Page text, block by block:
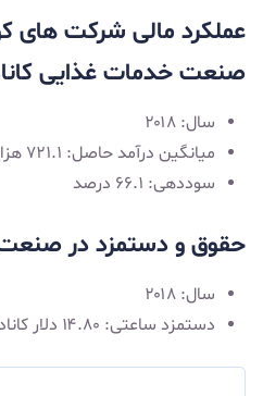
عملکرد مالی شرکت
صنعت خدمات غذایی
سال: ۲۰۱۸
میانگین درآمد حاصل: ۷۲۱.۱ هزار دلار کانادا
سوددهی: ۶۶.۱ درصد
حقوق و دستمزد در صنعت
سال: ۲۰۱۸
دستمزد ساعتی: ۱۴.۸۰ دلار کانادا